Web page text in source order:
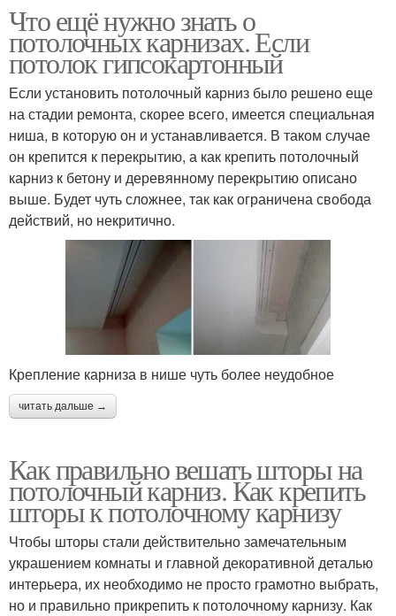
Что ещё нужно знать о
потолочных карнизах. Если
потолок гипсокартонный
Если установить потолочный карниз было решено еще
на стадии ремонта, скорее всего, имеется специальная
ниша, в которую он и устанавливается. В таком случае
он крепится к перекрытию, а как крепить потолочный
карниз к бетону и деревянному перекрытию описано
выше. Будет чуть сложнее, так как ограничена свобода
действий, но некритично.
Крепление карниза в нише чуть более неудобное
читать дальше →
Как правильно вешать шторы на
потолочный карниз. Как крепить
шторы к потолочному карнизу
Чтобы шторы стали действительно замечательным
украшением комнаты и главной декоративной деталью
интерьера, их необходимо не просто грамотно выбрать,
но и правильно прикрепить к потолочному карнизу. Как